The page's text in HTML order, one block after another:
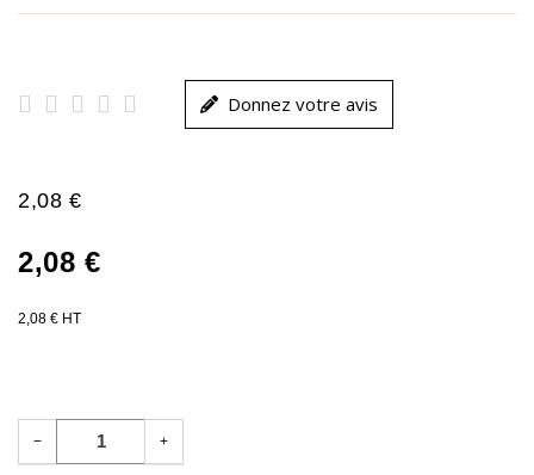
     Donnez votre avis
2,08 €
2,08 €
2,08 € HT
− +